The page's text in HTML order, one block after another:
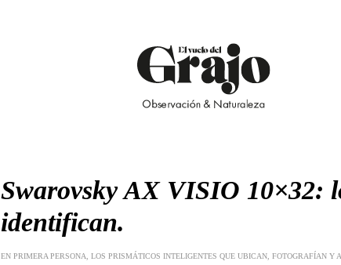
Swarovsky AX VISIO 10×32:
identifican.
EN PRIMERA PERSONA, LOS PRISMÁTICOS INTELIGENTES QUE UBICAN, FOTOGRAFÍAN Y